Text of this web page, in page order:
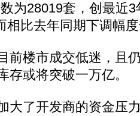
为28019套，创最近
相比去年同期下调幅
楼市成交低迷，且
存或将突破一万亿。
了开发商的资金压